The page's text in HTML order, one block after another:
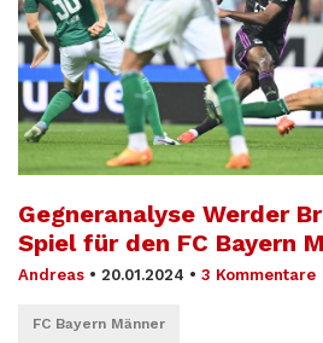
Gegneranalyse Werder
Spiel für den FC Bayern
Andreas • 20.01.2024 • 3 Kommentare
FC Bayern Männer